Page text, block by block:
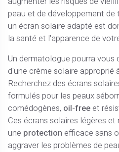
peau et de développement de
un écran solaire adapté est
la santé et l'apparence de
Un dermatologue pourra vous
d'une crème solaire approprié
Recherchez des écrans
formulés pour les peaux
comédogènes, oil-freeet
Ces écrans solaires légères
une protection efficace sans
aggraver les problèmes de